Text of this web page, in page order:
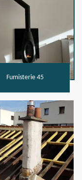
Fumisterie 45